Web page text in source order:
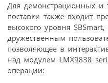
Для демонстрационных и
поставки также входит
высокого уровня
дружественным
позволяющее в
над модулем LMX9838
операции: